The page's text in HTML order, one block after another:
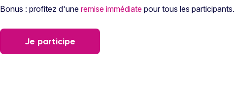
Bonus : profitez d'uneremise immédiate pour tous les participants.
Je participe